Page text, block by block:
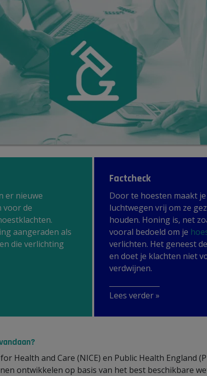
er nieuwe
voor de
aangeraden als
die verlichting
Factcheck
Door te hoesten maakt
luchtwegen vrij om ze
houden. Honing is, net
vooral bedoeld om je
verlichten. Het geneest
en doet je klachten niet
verdwijnen.
Lees verder »
Health and Care (NICE) en Public Health England
ontwikkelen op basis van het best beschikbare